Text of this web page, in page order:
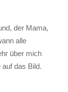
der Mama,
alle
über mich
das Bild.